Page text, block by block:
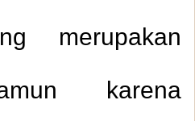
merupakan
karena